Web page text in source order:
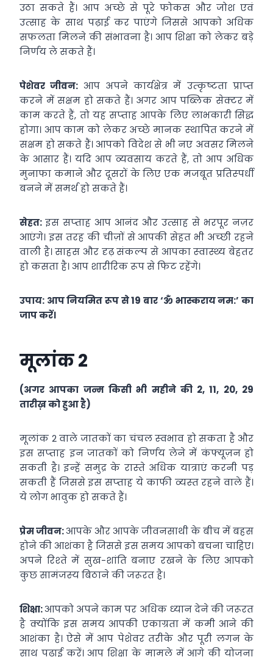
उठा सकते हैं। आप अच्‍छे से पूरे फोकस और जोश एवं
उत्‍साह के साथ पढ़ाई कर पाएंगे जिससे आपको अधिक
सफलता मिलने की संभावना है। आप शिक्षा को लेकर बड़े
निर्णय ले सकते हैं।
पेशेवर जीवन: आप अपने कार्यक्षेत्र में उत्‍कृष्‍टता प्राप्‍त
करने में सक्षम हो सकते हैं। अगर आप पब्लिक सेक्‍टर में
काम करते हैं, तो यह सप्‍ताह आपके लिए लाभकारी सिद्ध
होगा। आप काम को लेकर अच्‍छे मानक स्‍थापित करने में
सक्षम हो सकते हैं। आपको विदेश से भी नए अवसर मिलने
के आसार हैं। यदि आप व्‍यवसाय करते हैं, तो आप अधिक
मुनाफा कमाने और दूसरों के लिए एक मजबूत प्रतिस्‍पर्धी
बनने में समर्थ हो सकते हैं।
सेहत: इस सप्‍ताह आप आनंद और उत्‍साह से भरपूर नज़र
आएंगे। इस तरह की चीज़ों से आपकी सेहत भी अच्‍छी रहने
वाली है। साहस और दृढ़ संकल्‍प से आपका स्‍वास्‍थ्‍य बेहतर
हो कसता है। आप शारीरिक रूप से फिट रहेंगे।
उपाय: आप नियमित रूप से 19 बार ‘ॐ भास्‍कराय नम:’ का
जाप करें।
मूलांक 2
(अगर आपका जन्म किसी भी महीने की 2, 11, 20, 29
तारीख़ को हुआ है)
मूलांक 2 वाले जातकों का चंचल स्‍वभाव हो सकता है और
इस सप्‍ताह इन जातकों को निर्णय लेने में कंफ्यूज़न हो
सकती है। इन्‍हें समुद्र के रास्‍ते अधिक यात्राएं करनी पड़
सकती हैं जिससे इस सप्‍ताह ये काफी व्‍यस्‍त रहने वाले हैं।
ये लोग भावुक हो सकते हैं।
प्रेम जीवन:आपके और आपके जीवनसाथी के बीच में बहस
होने की आशंका है जिससे इस समय आपको बचना चाहिए।
अपने रिश्‍ते में सुख-शांति बनाए रखने के लिए आपको
कुछ सामंजस्‍य बिठाने की जरूरत है।
शिक्षा:आपको अपने काम पर अधिक ध्‍यान देने की जरूरत
है क्‍योंकि इस समय आपकी एकाग्रता में कमी आने की
आशंका है। ऐसे में आप पेशेवर तरीके और पूरी लगन के
साथ पढ़ाई करें। आप शिक्षा के मामले में आगे की योजना